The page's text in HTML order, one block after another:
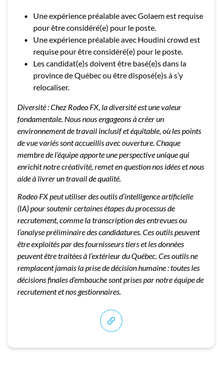
Une expérience préalable avec Golaem est requise
pour être considéré(e) pour le poste.
Une expérience préalable avec Houdini crowd est
requise pour être considéré(e) pour le poste.
Les candidat(e)s doivent être basé(e)s dans la
province de Québec ou être disposé(e)s à s’y
relocaliser.
Diversité : Chez Rodeo FX, la diversité est une valeur
fondamentale. Nous nous engageons à créer un
environnement de travail inclusif et équitable, où les points
de vue variés sont accueillis avec ouverture. Chaque
membre de l’équipe apporte une perspective unique qui
enrichit notre créativité, remet en question nos idées et nous
aide à livrer un travail de qualité.
Rodeo FX peut utiliser des outils d’intelligence artificielle
(IA) pour soutenir certaines étapes du processus de
recrutement, comme la transcription des entrevues ou
l’analyse préliminaire des candidatures. Ces outils peuvent
être exploités par des fournisseurs tiers et les données
peuvent être traitées à l’extérieur du Québec. Ces outils ne
remplacent jamais la prise de décision humaine : toutes les
décisions finales d’embauche sont prises par notre équipe de
recrutement et nos gestionnaires.